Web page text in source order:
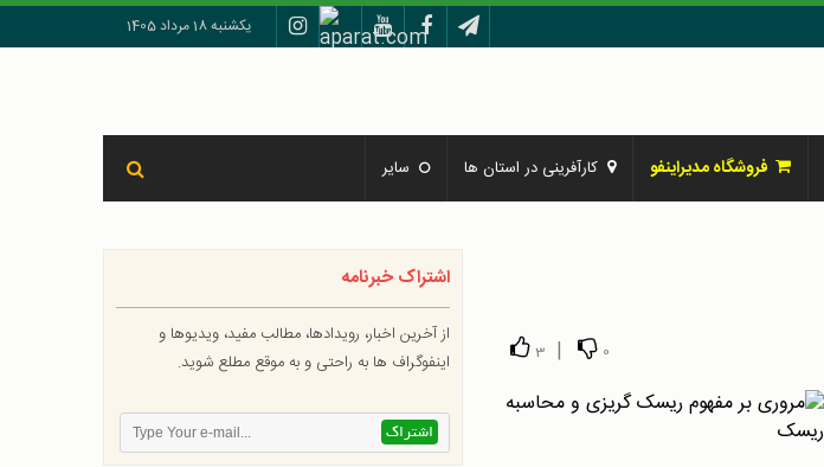
یکشنبه 18 مرداد 1405
فروشگاه مدیراینفو کارآفرینی در استان ها سایر
0
|
3
اشتراک خبرنامه
از آخرین اخبار، رویدادها، مطالب مفید، ویدیوها و
اینفوگراف ها به راحتی و به موقع مطلع شوید.